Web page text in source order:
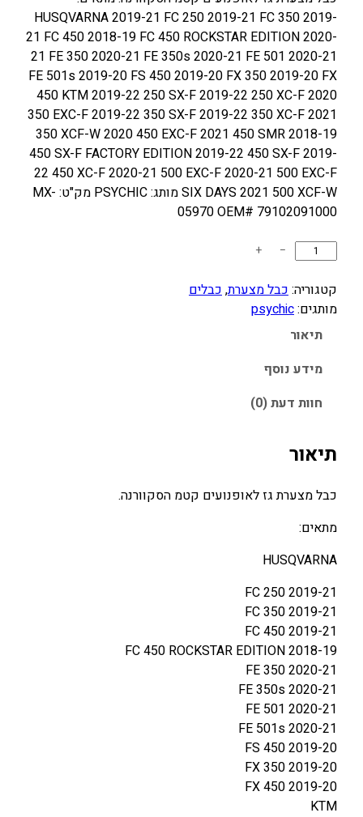
HUSQVARNA 2019-21 FC 250 2019-21 FC 350 2019-
21 FC 450 2018-19 FC 450 ROCKSTAR EDITION 2020-
21 FE 350 2020-21 FE 350s 2020-21 FE 501 2020-21
FE 501s 2019-20 FS 450 2019-20 FX 350 2019-20 FX
450 KTM 2019-22 250 SX-F 2019-22 250 XC-F 2020
350 EXC-F 2019-22 350 SX-F 2019-22 350 XC-F 2021
350 XCF-W 2020 450 EXC-F 2021 450 SMR 2018-19
450 SX-F FACTORY EDITION 2019-22 450 SX-F 2019-
22 450 XC-F 2020-21 500 EXC-F 2020-21 500 EXC-F
SIX DAYS 2021 500 XCF-W מותג: PSYCHIC מק"ט: MX-
05970 OEM# 79102091000
ו
ת
צ
ע
ת
K
M
H
U
S
Q
4
T
1
9
-
2
2
−
+
קטגוריה:כבל מצערת, כבלים
מותגים:psychic
תיאור
מידע נוסף
חוות דעת (0)
תיאור
כבל מצערת גז לאופנועים קטמ הסקוורנה.
מתאים:
HUSQVARNA
2019-21 FC 250
2019-21 FC 350
2019-21 FC 450
2018-19 FC 450 ROCKSTAR EDITION
2020-21 FE 350
2020-21 FE 350s
2020-21 FE 501
2020-21 FE 501s
2019-20 FS 450
2019-20 FX 350
2019-20 FX 450
KTM